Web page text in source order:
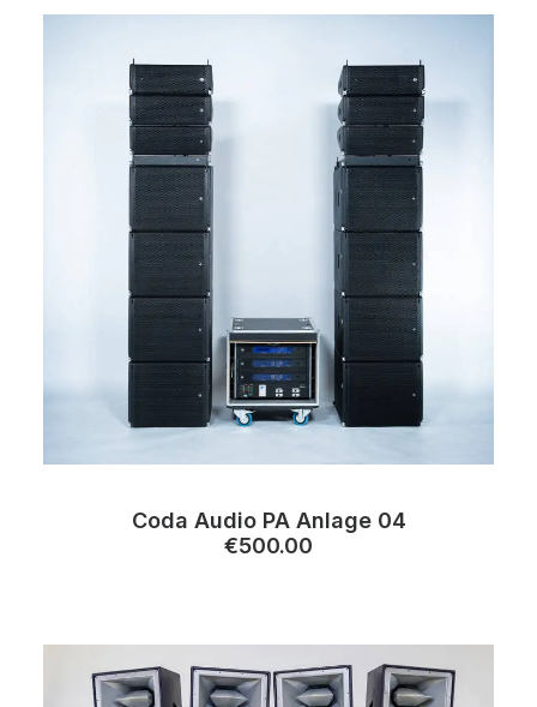
Coda Audio PA Anlage 04
€500.00